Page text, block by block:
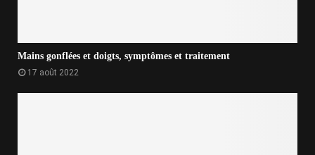
Mains gonflées et doigts, symptômes et traitement
17 août 2022